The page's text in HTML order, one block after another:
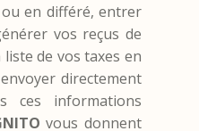
en différé, entrer
vos reçus de
de vos taxes en
directement
ces informations
vous donnent